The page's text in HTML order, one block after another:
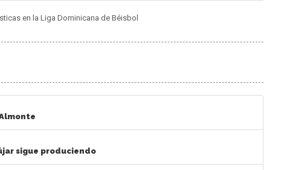
en la Liga Dominicana de Béisbol
sigue produciendo